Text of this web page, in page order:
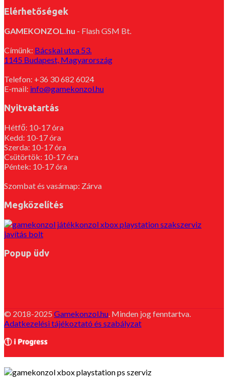
Elérhetőségek
GAMEKONZOL.hu - Flash GSM Bt.
Címünk: Bácskai utca 53.
1145 Budapest, Magyarország
Telefon: +36 30 682 6024
E-mail: info@gamekonzol.hu
Nyitvatartás
Hétfő: 10-17 óra
Kedd: 10-17 óra
Szerda: 10-17 óra
Csütörtök: 10-17 óra
Péntek: 10-17 óra
Szombat és vasárnap: Zárva
Megközelítés
Popup üdv
© 2018-2025 Gamekonzol.hu . Minden jog fenntartva.
Adatkezelési tájékoztató és szabályzat